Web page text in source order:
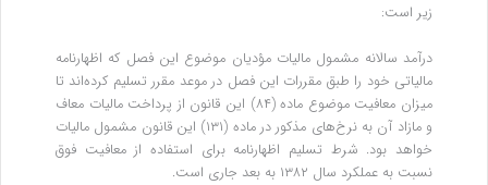
زیر است:
درآمد سالانه مشمول مالیات مؤدیان موضوع این فصل که اظهارنامه
مالیاتی خود را طبق مقررات این فصل در موعد مقرر تسلیم کرده‌اند تا
میزان معافیت موضوع ماده (۸۴) این قانون از پرداخت مالیات معاف
و مازاد آن به نرخ‌های مذکور در ماده (۱۳۱) این قانون مشمول مالیات
خواهد بود. شرط تسلیم اظهارنامه برای استفاده از معافیت فوق
نسبت به عملکرد سال ۱۳۸۲ به بعد جاری است.